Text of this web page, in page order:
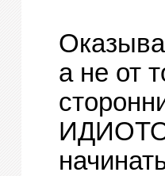
а не от